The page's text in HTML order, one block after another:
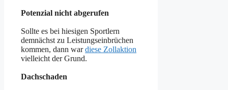
Potenzial nicht abgerufen
Sollte es bei hiesigen Sportlern
demnächst zu Leistungseinbrüchen
kommen, dann wardiese Zollaktion
vielleicht der Grund.
Dachschaden